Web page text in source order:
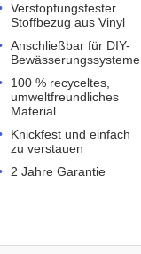
Verstopfungsfester
Stoffbezug aus Vinyl
Anschließbar für DIY-
Bewässerungssysteme
100 % recyceltes,
umweltfreundliches
Material
Knickfest und einfach
zu verstauen
2 Jahre Garantie